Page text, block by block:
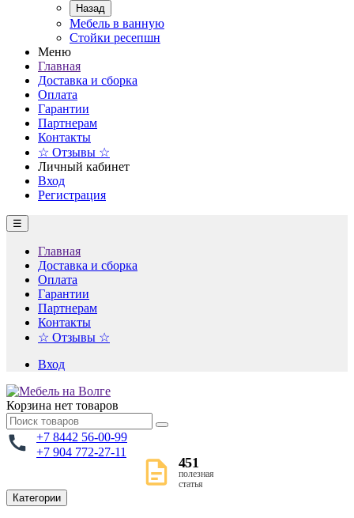
Назад
Мебель в ванную
Стойки ресепшн
Меню
Главная
Доставка и сборка
Оплата
Гарантии
Партнерам
Контакты
☆ Отзывы ☆
Личный кабинет
Вход
Регистрация
☰
Главная
Доставка и сборка
Оплата
Гарантии
Партнерам
Контакты
☆ Отзывы ☆
Вход
Корзина нет товаров
+7 8442 56-00-99
+7 904 772-27-11
451
полезная
статья
Категории